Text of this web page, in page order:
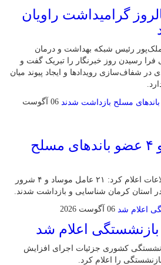
گرامیداشت راویان
ملک‌پور رئیس شبکه بهداشت و درمان
فرا رسیدن روز خبرنگار را تبریک گفت و
در شفاف‌سازی رویدادها و ایجاد پیوند میان
06 آگوست
۲۱ عامل موساد و ۴ عضو باند‌های مسلح
محمودآباد آنلاین : وزارت اطلاعات اعلام کرد: ۲۱ عامل موساد و ۴ شرور
استان کرمان شناسایی و بازداشت شدند.
06 آگوست 2026
اعلام شد
کشوری جزئیات اجرای افزایش
را اعلام کرد.